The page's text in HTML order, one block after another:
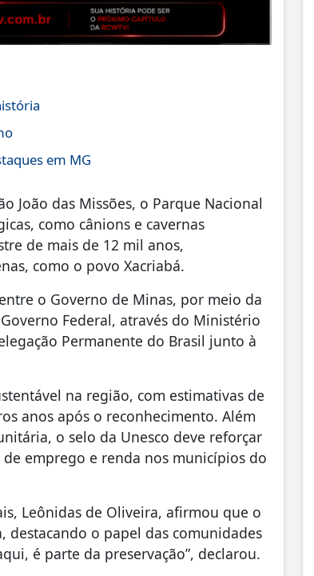
em MG
João das Missões, o Parque Nacional
como cânions e cavernas
de mais de 12 mil anos,
como o povo Xacriabá.
o Governo de Minas, por meio da
Federal, através do Ministério
Permanente do Brasil junto à
na região, com estimativas de
anos após o reconhecimento. Além
o selo da Unesco deve reforçar
emprego e renda nos municípios do
Leônidas de Oliveira, afirmou que o
o papel das comunidades
é parte da preservação”, declarou.